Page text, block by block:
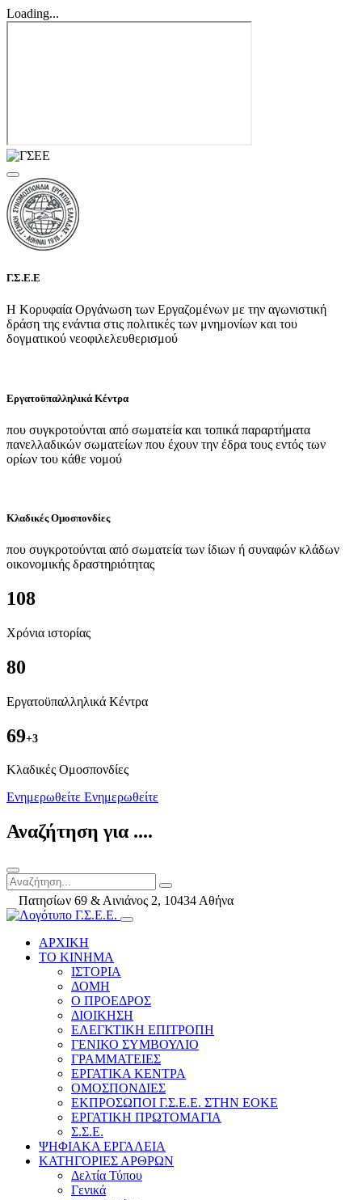
Loading...
Γ.Σ.Ε.Ε
Η Κορυφαία Οργάνωση των Εργαζομένων με την αγωνιστική
δράση της ενάντια στις πολιτικές των μνημονίων και του
δογματικού νεοφιλελευθερισμού
Εργατοϋπαλληλικά Κέντρα
που συγκροτούνται από σωματεία και τοπικά παραρτήματα
πανελλαδικών σωματείων που έχουν την έδρα τους εντός των
ορίων του κάθε νομού
Κλαδικές Ομοσπονδίες
που συγκροτούνται από σωματεία των ίδιων ή συναφών κλάδων
οικονομικής δραστηριότητας
108
Χρόνια ιστορίας
80
Εργατοϋπαλληλικά Κέντρα
69+3
Kλαδικές Ομοσπονδίες
Ενημερωθείτε Ενημερωθείτε
Αναζήτηση για ....
Πατησίων 69 & Αινιάνος 2, 10434 Αθήνα
ΑΡΧΙΚΗ
ΤΟ ΚΙΝΗΜΑ
ΙΣΤΟΡΙΑ
ΔΟΜΗ
Ο ΠΡΟΕΔΡΟΣ
ΔΙΟΙΚΗΣΗ
ΕΛΕΓΚΤΙΚΗ ΕΠΙΤΡΟΠΗ
ΓΕΝΙΚΟ ΣΥΜΒΟΥΛΙΟ
ΓΡΑΜΜΑΤΕΙΕΣ
ΕΡΓΑΤΙΚΑ ΚΕΝΤΡΑ
ΟΜΟΣΠΟΝΔΙΕΣ
ΕΚΠΡΟΣΩΠΟΙ Γ.Σ.Ε.Ε. ΣΤΗΝ ΕΟΚΕ
ΕΡΓΑΤΙΚΗ ΠΡΩΤΟΜΑΓΙΑ
Σ.Σ.Ε.
ΨΗΦΙΑΚΑ ΕΡΓΑΛΕΙΑ
ΚΑΤΗΓΟΡΙΕΣ ΑΡΘΡΩΝ
Δελτία Τύπου
Γενικά